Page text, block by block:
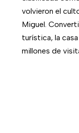
volvieron el
Miguel.
turística, la
millones de